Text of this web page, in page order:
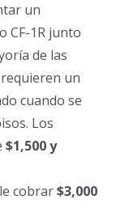
un
CF-1R junto
de las
un
cuando se
Los
$1,500 y
cobrar$3,000